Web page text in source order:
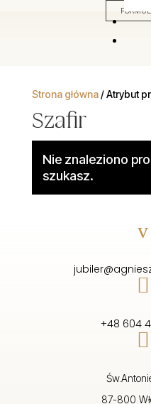
Strona główna/ Atrybut
Szafir
Nie znaleziono
szukasz.
v

+48 604

87-800